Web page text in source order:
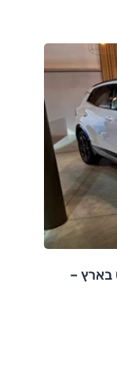
בארץ –